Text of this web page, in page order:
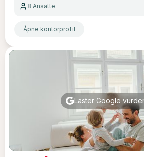
8 Ansatte
Åpne kontorprofil
Laster Google